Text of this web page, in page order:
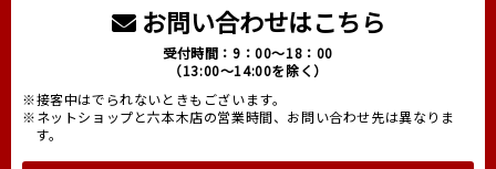
お問い合わせはこちら
受付時間：9：00～18：00
（13:00～14:00を除く）
※接客中はでられないときもございます。
※ネットショップと六本木店の営業時間、お問い合わせ先は異なりま
す。